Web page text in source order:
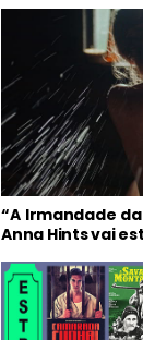
“A Irmandade
Anna Hints vai